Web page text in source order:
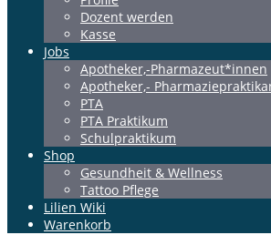
Dozent werden
Kasse
Jobs
Apotheker,-Pharmazeut*innen
Apotheker,-
PTA
PTA Praktikum
Schulpraktikum
Shop
Gesundheit & Wellness
Tattoo Pflege
Lilien Wiki
Warenkorb